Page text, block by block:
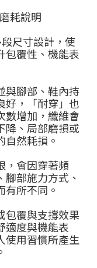
耗說明
尺寸設計，使
包覆性、機能表
與腳部、鞋內持
好，「耐穿」也
數增加，纖維會
降、局部磨損或
然耗損。
，會因穿著頻
部施力方式、
所不同。
包覆與支撐效果
適度與機能表
使用習慣所產生